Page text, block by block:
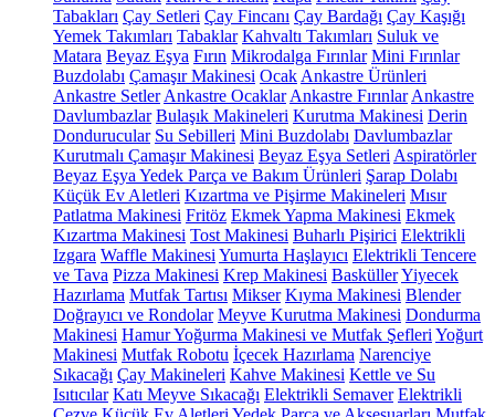
Tabakları Çay Setleri Çay Fincanı Çay Bardağı Çay Kaşığı
Yemek Takımları Tabaklar Kahvaltı Takımları Suluk ve
Matara Beyaz Eşya Fırın Mikrodalga Fırınlar Mini Fırınlar
Buzdolabı Çamaşır Makinesi Ocak Ankastre Ürünleri
Ankastre Setler Ankastre Ocaklar Ankastre Fırınlar Ankastre
Davlumbazlar Bulaşık Makineleri Kurutma Makinesi Derin
Dondurucular Su Sebilleri Mini Buzdolabı Davlumbazlar
Kurutmalı Çamaşır Makinesi Beyaz Eşya Setleri Aspiratörler
Beyaz Eşya Yedek Parça ve Bakım Ürünleri Şarap Dolabı
Küçük Ev Aletleri Kızartma ve Pişirme Makineleri Mısır
Patlatma Makinesi Fritöz Ekmek Yapma Makinesi Ekmek
Kızartma Makinesi Tost Makinesi Buharlı Pişirici Elektrikli
Izgara Waffle Makinesi Yumurta Haşlayıcı Elektrikli Tencere
ve Tava Pizza Makinesi Krep Makinesi BasküllerYiyecek
Hazırlama Mutfak Tartısı Mikser Kıyma Makinesi Blender
Doğrayıcı ve Rondolar Meyve Kurutma Makinesi Dondurma
Makinesi Hamur Yoğurma Makinesi ve Mutfak Şefleri Yoğurt
Makinesi Mutfak Robotu İçecek Hazırlama Narenciye
Sıkacağı Çay Makineleri Kahve Makinesi Kettle ve Su
Isıtıcılar Katı Meyve Sıkacağı Elektrikli Semaver Elektrikli